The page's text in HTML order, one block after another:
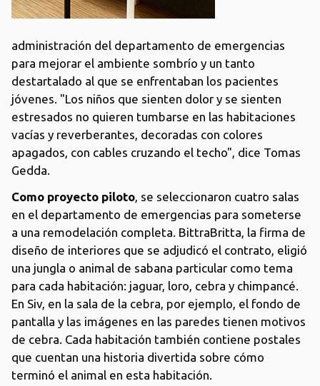
administración del departamento de emergencias
para mejorar el ambiente sombrío y un tanto
destartalado al que se enfrentaban los pacientes
jóvenes. "Los niños que sienten dolor y se sienten
estresados ​​no quieren tumbarse en las habitaciones
vacías y reverberantes, decoradas con colores
apagados, con cables cruzando el techo", dice Tomas
Gedda.
Como proyecto piloto, se seleccionaron cuatro salas
en el departamento de emergencias para someterse
a una remodelación completa. BittraBritta, la firma de
diseño de interiores que se adjudicó el contrato, eligió
una jungla o animal de sabana particular como tema
para cada habitación: jaguar, loro, cebra y chimpancé.
En Siv, en la sala de la cebra, por ejemplo, el fondo de
pantalla y las imágenes en las paredes tienen motivos
de cebra. Cada habitación también contiene postales
que cuentan una historia divertida sobre cómo
terminó el animal en esta habitación.